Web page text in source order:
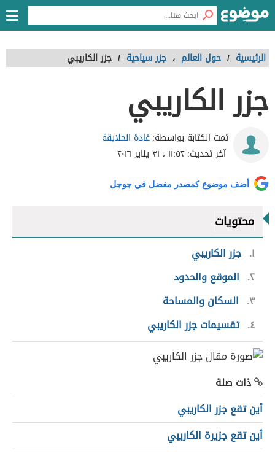
الرئيسية / حول العالم ، جزر سياحية / جزر الكاريبي
جزر الكاريبي
تمت الكتابة بواسطة:غادة الحلايقة
آخر تحديث:١١:٥٢ ، ٣١ يناير ٢٠١٦
أضف موضوع كمصدر مفضل في جوجل
محتويات
١ جزر الكاريبي
٢ الموقع والحدود
٣
السكان والمساحة
٤ تقسيمات جزر الكاريبي
ذات صلة
أين تقع جزر الكاريبي
أين تقع جزيرة الكاريبي